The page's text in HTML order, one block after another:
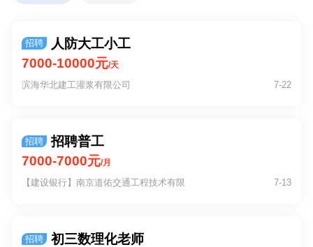
招聘
人防大工小工
7000-10000元/天
滨海华北建工灌浆有限公司 7-22
招聘
招聘普工
7000-7000元/月
【建设银行】南京道佑交通工程技术有限
7-13
招聘
初三数理化老师